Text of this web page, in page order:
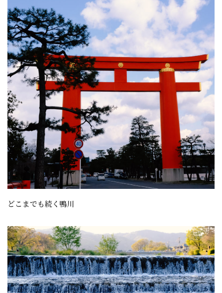
どこまでも続く鴨川